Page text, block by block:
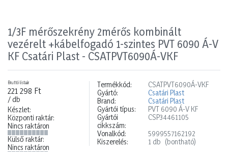
1/3F mérőszekrény 2mérős kombinált
vezérelt +kábelfogadó 1-szintes PVT 6090 Á-V
KF Csatári Plast - CSATPVT6090Á-VKF
Bruttó listaár
221 298 Ft
/ db
Készlet:
Központi raktár:
Nincs raktáron
Külső raktár:
Nincs raktáron
Termékkód:
CSATPVT6090Á-VKF
Gyártó:
Csatári Plast
Brand:
Csatári Plast
Gyártói típus:
PVT 6090 Á-V KF
Gyártói
cikkszám:
CSP34461105
Vonalkód:
5999557162192
Kiszerelés:
1 db (bontható)